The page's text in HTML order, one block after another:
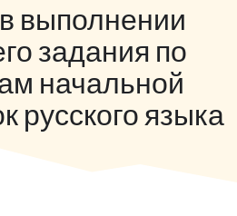
выполнении
задания по
начальной
русского языка